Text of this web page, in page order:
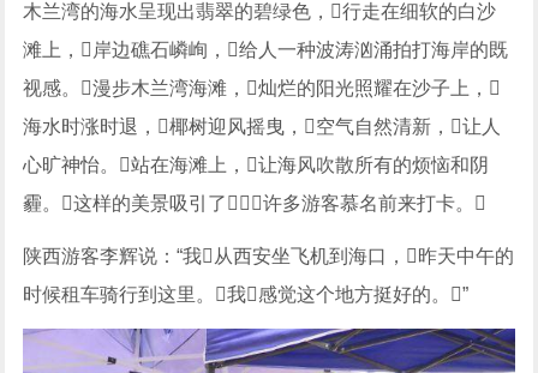
木兰湾的海水呈现出翡翠的碧绿色，行走在细软的白沙
滩上，岸边礁石嶙峋，给人一种波涛汹涌拍打海岸的既
视感。漫步木兰湾海滩，灿烂的阳光照耀在沙子上，
海水时涨时退，椰树迎风摇曳，空气自然清新，让人
心旷神怡。站在海滩上，让海风吹散所有的烦恼和阴
霾。这样的美景吸引了许多游客慕名前来打卡。
陕西游客李辉说：“我从西安坐飞机到海口，昨天中午的
时候租车骑行到这里。我感觉这个地方挺好的。”